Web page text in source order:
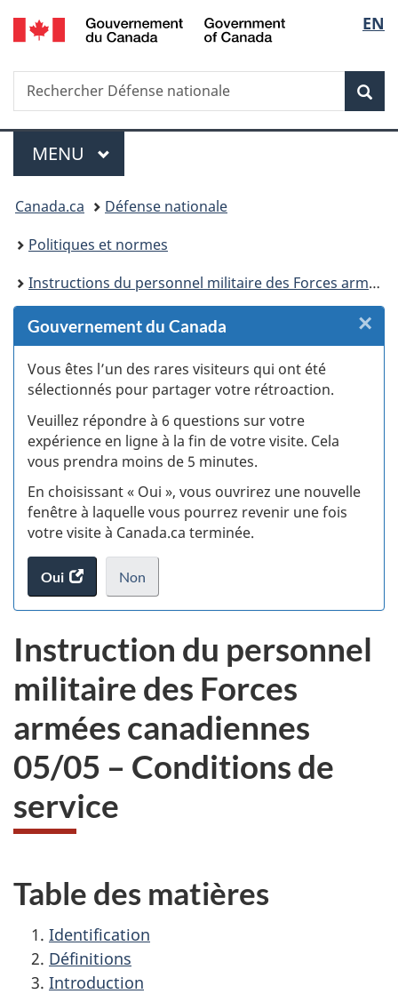
Passer
au
des
Passer
au
principal
Passer
à
Au
du
Passer
à
version
simplifiée
de
la
EN
Recherche
Rechercher
Défense
Menu
MENU PRINCIPAL
Vous
êtes
ici :
Canada.ca
Défense nationale
Politiques et normes
Instructions du personnel militaire des Forces armées canadiennes
Gouvernement du Canada
Vous êtes l’un des rares visiteurs qui ont été
sélectionnés pour partager votre rétroaction.
Veuillez répondre à 6 questions sur votre
expérience en ligne à la fin de votre visite. Cela
vous prendra moins de 5 minutes.
En choisissant « Oui », vous ouvrirez une nouvelle
fenêtre à laquelle vous pourrez revenir une fois
votre visite à Canada.ca terminée.
Oui
accéder
au
Non
je
veux
pas
participer
au
sondage
du
site
web,
.
×
Instruction du personnel
militaire des Forces
armées canadiennes
05/05 – Conditions de
service
Table des matières
Identification
Définitions
Introduction